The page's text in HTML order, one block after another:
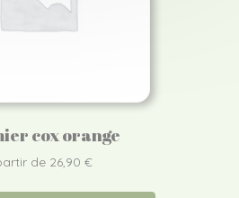
cox orange
de 26,90 €